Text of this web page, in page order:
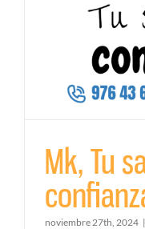
Mk, Tu
noviembre 27th, 2024 |